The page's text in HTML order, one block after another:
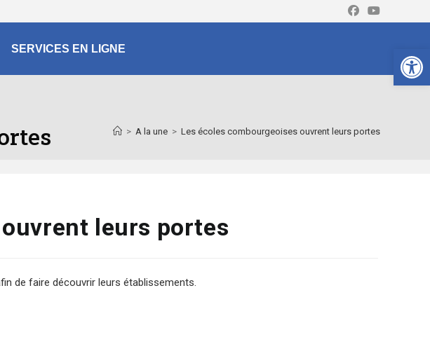
SERVICES EN LIGNE
> A la une > Les écoles combourgeoises ouvrent leurs portes
leurs portes
de faire découvrir leurs établissements.